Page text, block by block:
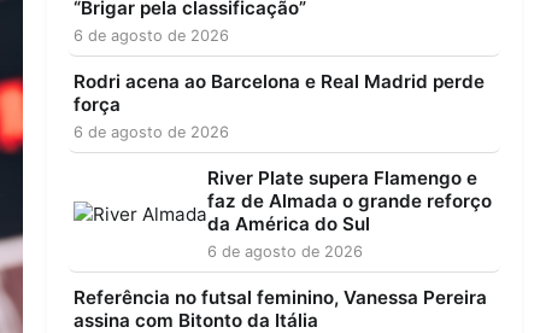
“Brigar pela classificação”
6 de agosto de 2026
Rodri acena ao Barcelona e Real Madrid perde
força
6 de agosto de 2026
River Plate supera Flamengo e
faz de Almada o grande reforço
da América do Sul
6 de agosto de 2026
Referência no futsal feminino, Vanessa Pereira
assina com Bitonto da Itália